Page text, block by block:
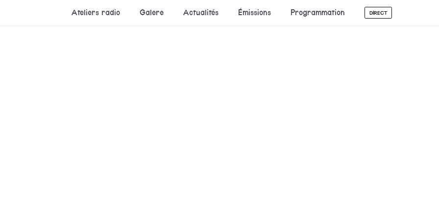
Ateliers radio Galere Actualités Émissions Programmation DIRECT